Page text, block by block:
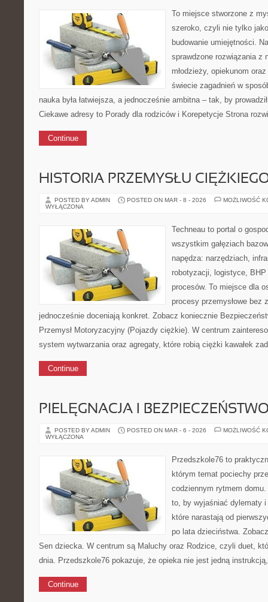
To miejsce stworzone z
szeroko, czyli nie tylko
budowanie umiejętności.
sprawdzone rozwiązania z
młodzieży, opiekunom
świecie zagadnień w
nauka była łatwiejsza, a jednocześnie ambitna – tak, by
Ciekawe adresy to Porady dla rodziców i Korepetycje Strona
Continue
HISTORIA PRZEMYSŁU
POSTED BY ADMIN POSTED ON MAR - 8 - 2026
MOŻLIWOŚĆ
WYŁĄCZONA
Techneau to portal o
wszystkim gałęziach
napędza: narzędziach,
robotyzacji, logistyce,
procesów. To miejsce dla
procesy przemysłowe bez
jednocześnie doceniają konkret. Zobacz koniecznie
Przemysł Motoryzacyjny (Pojazdy ciężkie). W centrum
system wytwarzania oraz agregaty, które robią ciężki kawałek
Continue
PIELĘGNACJA I
POSTED BY ADMIN POSTED ON MAR - 6 - 2026
MOŻLIWOŚĆ
WYŁĄCZONA
Przedszkole76 to
którym temat pociechy
codziennym rytmem
to, by wyjaśniać dylematy
które narastają od
po lata dzieciństwa.
Sen dziecka. W centrum są Maluchy oraz Rodzice, czyli duet,
dnia. Przedszkole76 pokazuje, że opieka nie jest jedną
Continue